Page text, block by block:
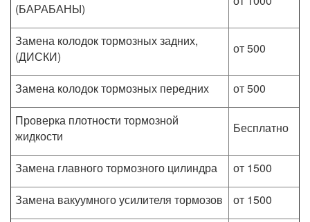
(БАРАБАНЫ)
Замена колодок тормозных задних,
(ДИСКИ)
от 500
Замена колодок тормозных передних
от 500
Проверка плотности тормозной
жидкости
Бесплатно
Замена главного тормозного цилиндра
от 1500
Замена вакуумного усилителя тормозов
от 1500